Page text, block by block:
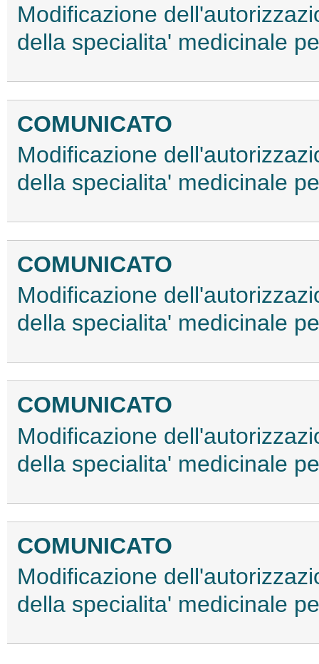
Modificazione
della specialita' medicinale
COMUNICATO
Modificazione
della specialita' medicinale
COMUNICATO
Modificazione
della specialita' medicinale
COMUNICATO
Modificazione
della specialita' medicinale
COMUNICATO
Modificazione
della specialita' medicinale